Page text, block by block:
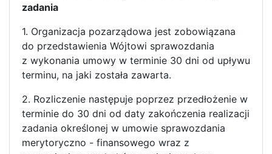
zadania
1. Organizacja pozarządowa jest zobowiązana
do przedstawienia Wójtowi sprawozdania
z wykonania umowy w terminie 30 dni od upływu
terminu, na jaki została zawarta.
2. Rozliczenie następuje poprzez przedłożenie w
terminie do 30 dni od daty zakończenia realizacji
zadania określonej w umowie sprawozdania
merytoryczno - finansowego wraz z